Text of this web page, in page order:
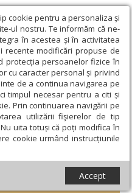
cookie pentru a personaliza și
ul nostru. Te informăm că ne-
în acestea și în activitatea
recente modificări propuse de
protecția persoanelor fizice în
cu caracter personal și privind
de a continua navigarea pe
timpul necesar pentru a citi și
Prin continuarea navigării pe
utilizării fişierelor de tip
uita totuși că poți modifica în
cookie urmând instrucțiunile
Accept
idei › Ethos, Pathos și Logos -
pastoral
- resurse ale
pastoral